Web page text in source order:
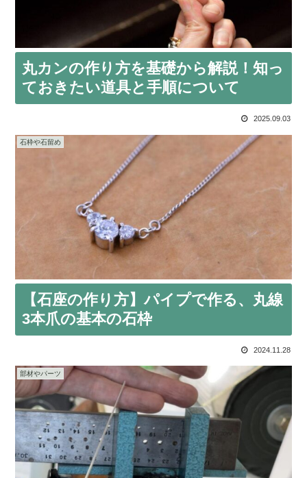
丸カンの作り方を基礎から解説！知っ
ておきたい道具と手順について
2025.09.03
石枠や石留め
【石座の作り方】パイプで作る、丸線
3本爪の基本の石枠
2024.11.28
部材やパーツ